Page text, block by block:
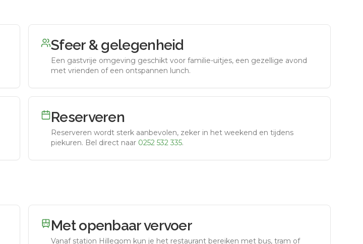
Sfeer & gelegenheid
Een gastvrije omgeving geschikt voor familie-uitjes, een gezellige avond
met vrienden of een ontspannen lunch.
Reserveren
Reserveren wordt sterk aanbevolen, zeker in het weekend en tijdens
piekuren. Bel direct naar 0252 532 335.
Met openbaar vervoer
Vanaf station Hillegom kun je het restaurant bereiken met bus, tram of